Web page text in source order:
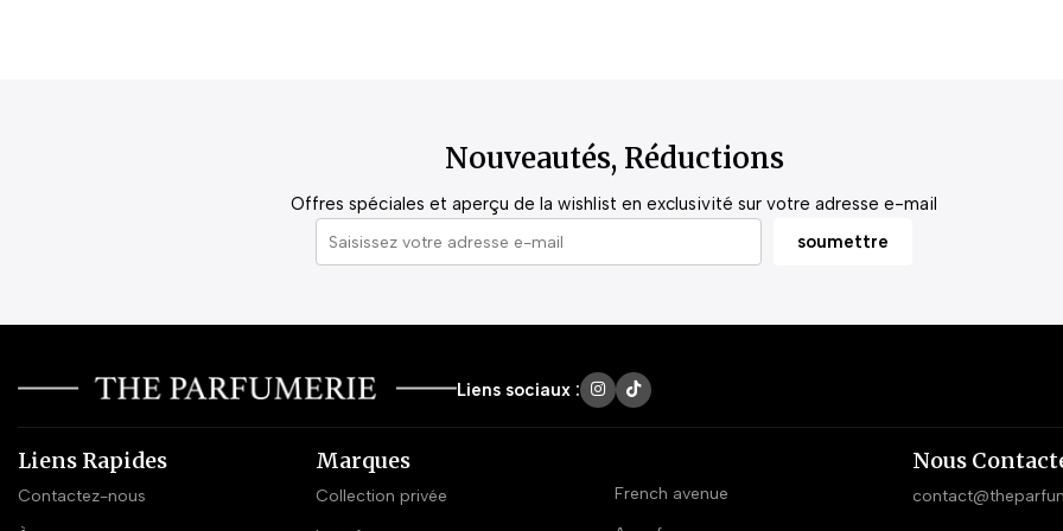
Nouveautés, Réductions
Offres spéciales et aperçu de la wishlist en exclusivité sur votre adresse e-mail
Liens sociaux :
Liens Rapides
Contactez-nous
Marques
Collection privée
French avenue
Nous